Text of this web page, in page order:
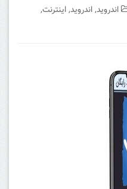
اندروید,اندروید,اینترنت,